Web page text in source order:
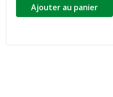
Ajouter au panier